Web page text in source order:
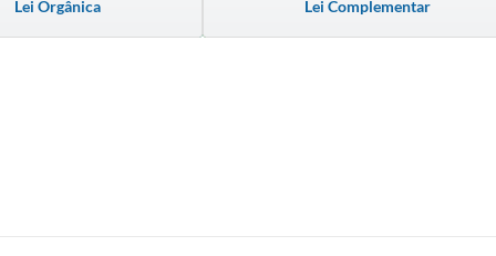
Lei Orgânica Lei Complementar